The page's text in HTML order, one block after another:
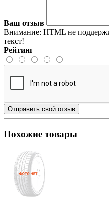
Ваш отзыв
Внимание: HTML не
текст!
Рейтинг
Отправить свой отзыв
Похожие товары